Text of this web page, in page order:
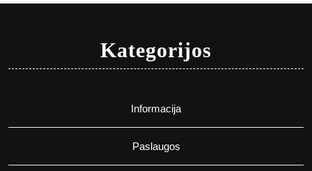
Kategorijos
Informacija
Paslaugos